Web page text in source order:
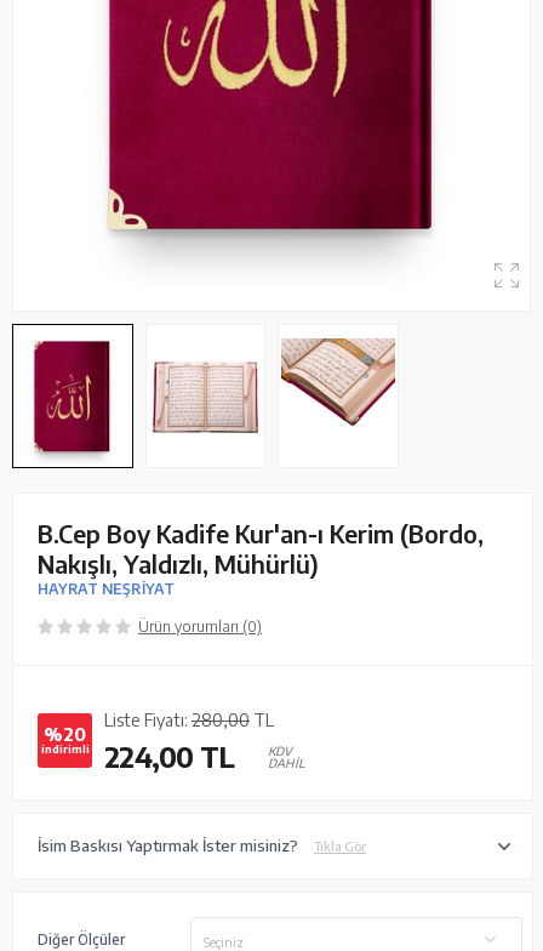
B.Cep Boy Kadife Kur'an-ı Kerim (Bordo,
Nakışlı, Yaldızlı, Mühürlü)
HAYRAT NEŞRİYAT
Ürün yorumları (0)
%20
indirimli
Liste Fiyatı: 280,00 TL
224,00 TL
KDV
DAHİL
İsim Baskısı Yaptırmak İster misiniz? Tıkla Gör
Diğer Ölçüler Seçiniz